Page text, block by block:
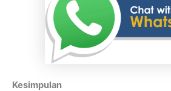
Kesimpulan